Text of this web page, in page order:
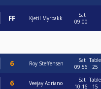
Kjetil Myrbakk
Sat
09:00
Roy Steffensen
Sat
09:56
Table
25
Veejay Adriano
Sat
10:16
Table
15